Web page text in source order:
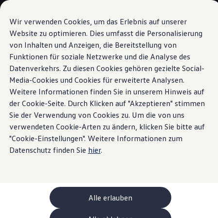
Wir verwenden Cookies, um das Erlebnis auf unserer
Website zu optimieren. Dies umfasst die Personalisierung
von Inhalten und Anzeigen, die Bereitstellung von
Funktionen für soziale Netzwerke und die Analyse des
Datenverkehrs. Zu diesen Cookies gehören gezielte Social-
Media-Cookies und Cookies für erweiterte Analysen.
Weitere Informationen finden Sie in unserem Hinweis auf
der Cookie-Seite. Durch Klicken auf "Akzeptieren" stimmen
Sie der Verwendung von Cookies zu. Um die von uns
verwendeten Cookie-Arten zu ändern, klicken Sie bitte auf
"Cookie-Einstellungen". Weitere Informationen zum
Datenschutz finden Sie hier.
Alle erlauben
Zum
Hauptinhalt
springen
Zum
Footer
springen
Ihre Konfiguration
Sondermodelle UNITED
Beratung und Kauf
Aktuelle Angebote
Geschäftskunden und Flotten
Sofort verfügbare Fahrzeuge
Occasionen
Finanzierung
Leasing-Rechner
Elektromobilität
Kosten und Finanzierung
Laden und Reichweite
Zuhause Laden
Unterwegs Laden
Bidirektionales Laden
Erneuerbare Energielösung: Helion
ChargeOn
Technologie und Batterie
Wie das Batteriesystem der ID. Modelle
IQ.LIGHT
Auf fastalles eingestellt